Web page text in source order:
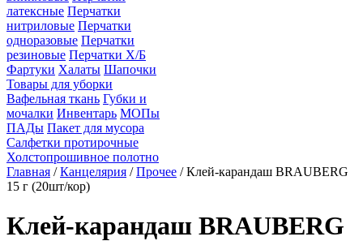
латексные Перчатки
нитриловые Перчатки
одноразовые Перчатки
резиновые Перчатки Х/Б
Фартуки Халаты Шапочки
Товары для уборки
Вафельная ткань Губки и
мочалки Инвентарь МОПы
ПАДы Пакет для мусора
Салфетки протирочные
Холстопрошивное полотно
Главная /Канцелярия /Прочее / Клей-карандаш BRAUBERG
15 г (20шт/кор)
Клей-карандаш BRAUBERG